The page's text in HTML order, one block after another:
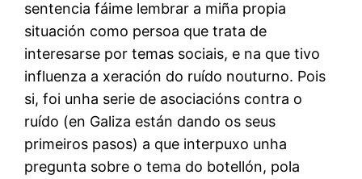
sentencia fáime lembrar a miña propia
situación como persoa que trata de
interesarse por temas sociais, e na que tivo
influenza a xeración do ruído nouturno. Pois
si, foi unha serie de asociacións contra o
ruído (en Galiza están dando os seus
primeiros pasos) a que interpuxo unha
pregunta sobre o tema do botellón, pola